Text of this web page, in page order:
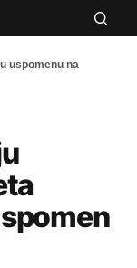
uspomenu na